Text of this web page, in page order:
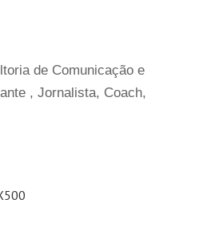
de Comunicação e
, Jornalista, Coach,